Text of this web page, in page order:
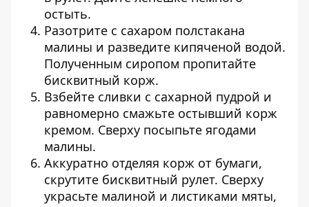
остыть.
Разотрите с сахаром полстакана
малины и разведите кипяченой водой.
Полученным сиропом пропитайте
бисквитный корж.
Взбейте сливки с сахарной пудрой и
равномерно смажьте остывший корж
кремом. Сверху посыпьте ягодами
малины.
Аккуратно отделяя корж от бумаги,
скрутите бисквитный рулет. Сверху
украсьте малиной и листиками мяты,